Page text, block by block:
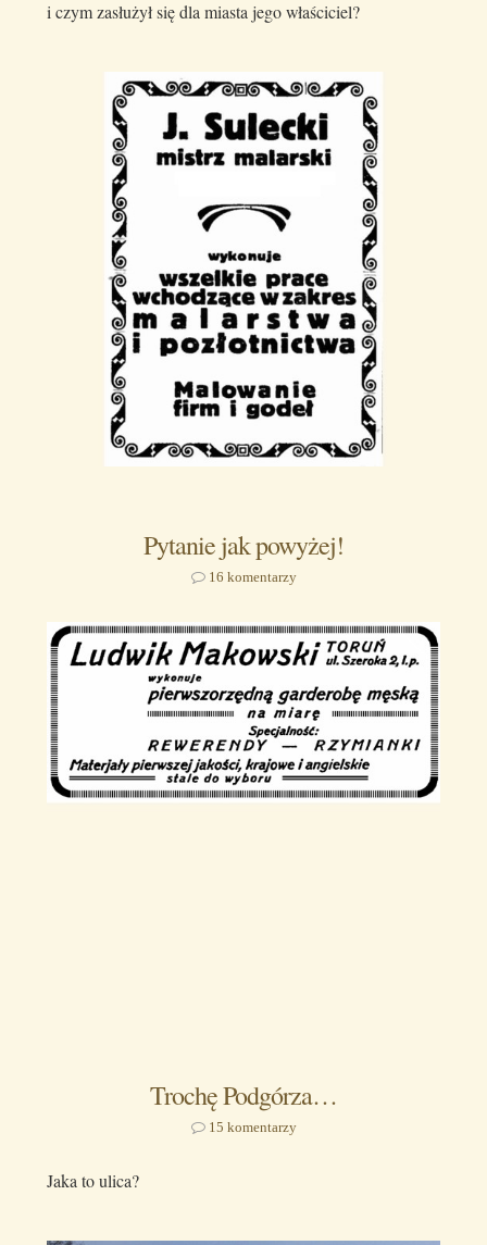
i czym zasłużył się dla miasta jego właściciel?
Pytanie jak powyżej!
16 komentarzy
Trochę Podgórza…
15 komentarzy
Jaka to ulica?